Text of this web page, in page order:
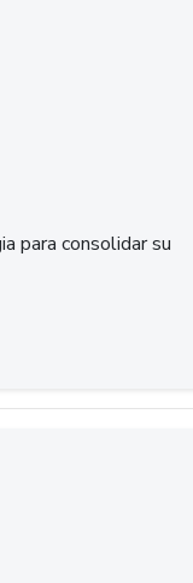
para consolidar su